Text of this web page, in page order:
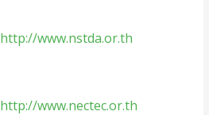
http://www.nstda.or.th
http://www.nectec.or.th